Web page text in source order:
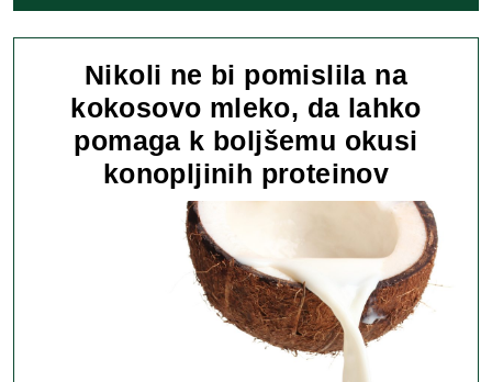
Nikoli ne bi pomislila na
kokosovo mleko, da lahko
pomaga k boljšemu okusi
konopljinih proteinovNikoli
ne
bi
na